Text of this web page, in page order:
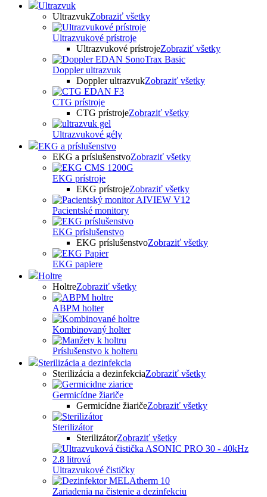
Ultrazvuk
UltrazvukZobraziť všetky
Ultrazvukové prístroje
Ultrazvukové prístrojeZobraziť všetky
Doppler ultrazvuk
Doppler ultrazvukZobraziť všetky
CTG prístroje
CTG prístrojeZobraziť všetky
Ultrazvukové gély
EKG a príslušenstvo
EKG a príslušenstvoZobraziť všetky
EKG prístroje
EKG prístrojeZobraziť všetky
Pacientské monitory
EKG príslušenstvo
EKG príslušenstvoZobraziť všetky
EKG papiere
Holtre
HoltreZobraziť všetky
ABPM holter
Kombinovaný holter
Príslušenstvo k holteru
Sterilizácia a dezinfekcia
Sterilizácia a dezinfekciaZobraziť všetky
Germicídne žiariče
Germicídne žiaričeZobraziť všetky
Sterilizátor
SterilizátorZobraziť všetky
Ultrazvukové čističky
Zariadenia na čistenie a dezinfekciu